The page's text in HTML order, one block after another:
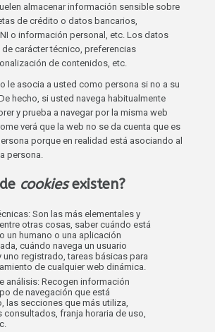
almacenar información sensible sobre
de crédito o datos bancarios,
o información personal, etc. Los datos
carácter técnico, preferencias
de contenidos, etc.
le asocia a usted como persona si no a su
hecho, si usted navega habitualmente
y prueba a navegar por la misma web
verá que la web no se da cuenta que es
porque en realidad está asociando al
persona.
cookiesexisten?
Son las más elementales y
otras cosas, saber cuándo está
un humano o una aplicación
cuándo navega un usuario
uno registrado, tareas básicas para
de cualquier web dinámica.
análisis: Recogen información
de navegación que está
las secciones que más utiliza,
franja horaria de uso,